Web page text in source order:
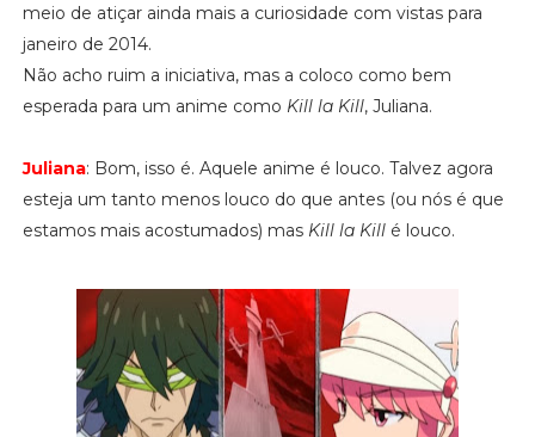
meio de atiçar ainda mais a curiosidade com vistas para
janeiro de 2014.
Não acho ruim a iniciativa, mas a coloco como bem
esperada para um anime como Kill la Kill, Juliana.
Juliana: Bom, isso é. Aquele anime é louco. Talvez agora
esteja um tanto menos louco do que antes (ou nós é que
estamos mais acostumados) mas Kill la Killé louco.